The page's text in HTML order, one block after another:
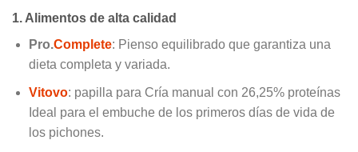
1. Alimentos de alta calidad
Pro.Complete: Pienso equilibrado que garantiza una
dieta completa y variada.
Vitovo: papilla para Cría manual con 26,25% proteínas
Ideal para el embuche de los primeros días de vida de
los pichones.